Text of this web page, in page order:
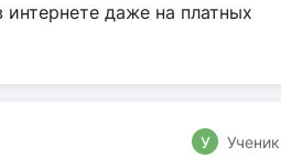
интернете даже на платных
У Ученик